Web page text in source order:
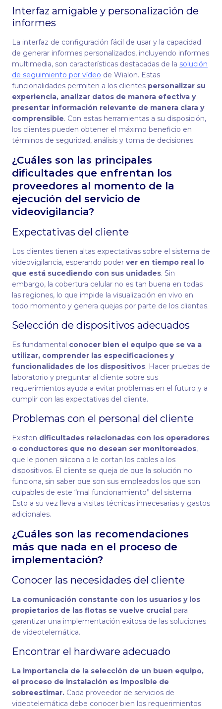
Interfaz amigable y personalización de
informes
La interfaz de configuración fácil de usar y la capacidad
de generar informes personalizados, incluyendo informes
multimedia, son características destacadas de la solución
de seguimiento por vídeo de Wialon. Estas
funcionalidades permiten a los clientes personalizar su
experiencia, analizar datos de manera efectiva y
presentar información relevante de manera clara y
comprensible. Con estas herramientas a su disposición,
los clientes pueden obtener el máximo beneficio en
términos de seguridad, análisis y toma de decisiones.
¿Cuáles son las principales
dificultades que enfrentan los
proveedores al momento de la
ejecución del servicio de
videovigilancia?
Expectativas del cliente
Los clientes tienen altas expectativas sobre el sistema de
videovigilancia, esperando poder ver en tiempo real lo
que está sucediendo con sus unidades. Sin
embargo, la cobertura celular no es tan buena en todas
las regiones, lo que impide la visualización en vivo en
todo momento y genera quejas por parte de los clientes.
Selección de dispositivos adecuados
Es fundamental conocer bien el equipo que se va a
utilizar, comprender las especificaciones y
funcionalidades de los dispositivos. Hacer pruebas de
laboratorio y preguntar al cliente sobre sus
requerimientos ayuda a evitar problemas en el futuro y a
cumplir con las expectativas del cliente.
Problemas con el personal del cliente
Existen dificultades relacionadas con los operadores
o conductores que no desean ser monitoreados,
que le ponen silicona o le cortan los cables a los
dispositivos. El cliente se queja de que la solución no
funciona, sin saber que son sus empleados los que son
culpables de este “mal funcionamiento” del sistema.
Esto a su vez lleva a visitas técnicas innecesarias y gastos
adicionales.
¿Cuáles son las recomendaciones
más que nada en el proceso de
implementación?
Conocer las necesidades del cliente
La comunicación constante con los usuarios y los
propietarios de las flotas se vuelve crucial para
garantizar una implementación exitosa de las soluciones
de videotelemática.
Encontrar el hardware adecuado
La importancia de la selección de un buen equipo,
el proceso de instalación es imposible de
sobreestimar. Cada proveedor de servicios de
videotelemática debe conocer bien los requerimientos